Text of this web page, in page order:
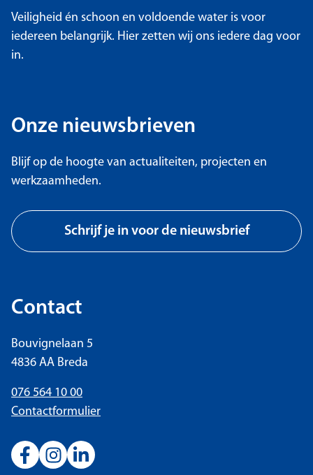
Veiligheid én schoon en voldoende water is voor
iedereen belangrijk. Hier zetten wij ons iedere dag voor
in.
Onze nieuwsbrieven
Blijf op de hoogte van actualiteiten, projecten en
werkzaamheden.
Schrijf je in voor de nieuwsbrief
Contact
Bouvignelaan 5
4836 AA Breda
076 564 10 00
Contactformulier
Bezoek onze Facebook-pagina
Bezoek onze Instagram-pagina
Bezoek onze LinkedIn-pagina